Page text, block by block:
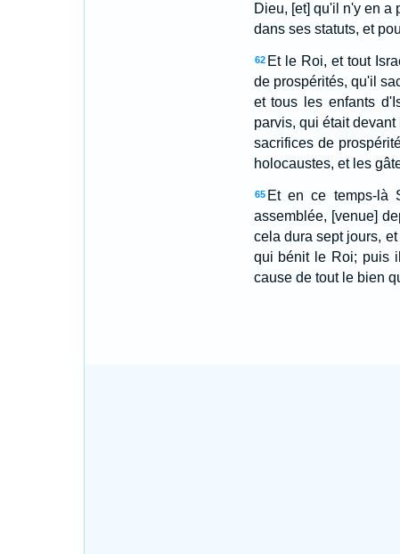
Dieu, [et] qu'il n'y en a
dans ses statuts, et
62 Et le Roi, et tout
de prospérités, qu'il
et tous les enfants
parvis, qui était
sacrifices de
holocaustes, et les
65 Et en ce temps-là
assemblée, [venue]
cela dura sept jours,
qui bénit le Roi; puis
cause de tout le bien